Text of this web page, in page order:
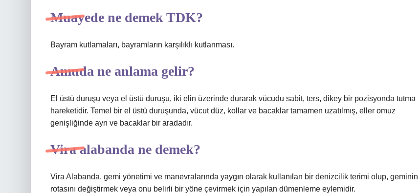
Muayede ne demek TDK?
Bayram kutlamaları, bayramların karşılıklı kutlanması.
Amuda ne anlama gelir?
El üstü duruşu veya el üstü duruşu, iki elin üzerinde durarak vücudu sabit, ters, dikey bir pozisyonda tutma
hareketidir. Temel bir el üstü duruşunda, vücut düz, kollar ve bacaklar tamamen uzatılmış, eller omuz
genişliğinde ayrı ve bacaklar bir aradadır.
Vira alabanda ne demek?
Vira Alabanda, gemi yönetimi ve manevralarında yaygın olarak kullanılan bir denizcilik terimi olup, geminin
rotasını değiştirmek veya onu belirli bir yöne çevirmek için yapılan dümenleme eylemidir.